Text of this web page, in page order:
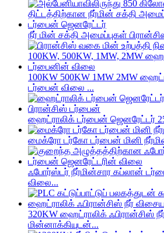
நீர் மின் சக்தி அமைப்புகள்
100KW 500KW 1MW 2MW
டர்பைன் விலை ...
ஹைட்ராலிக் டர்பைன் ஜெனரேட்டர்
மைக்ரோ டர்கோ டர்பைன் மினி
ஃபோர்ஸ்டர் நீர்மின்சார கப்லான்
விலை...
320KW ஹைட்ராலிக் ஃபிரான்சிஸ்
மின்னாக்கியுடன்...